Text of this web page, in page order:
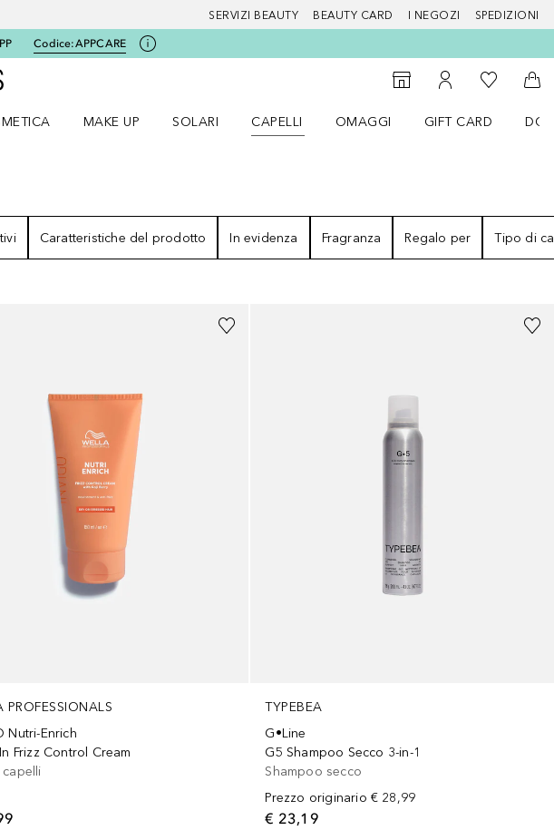
SERVIZI BEAUTY BEAUTY CARD I NEGOZI SPEDIZIONI
Codice:APPCARE
A Douglas Home
StorefinderAl Mio Account
Alla Mia
Al
MAKE UP
SOLARI
Apri il menu SOLARI
CAPELLI
Apri il menu Capelli
OMAGGI
GIFT CARD
Caratteristiche del prodotto In evidenza Fragranza Regalo per Tipo di
PROFESSIONALS
Nutri-Enrich
Frizz Control Cream
capelli
TYPEBEA
G•Line
G5 Shampoo Secco 3-in-1
Shampoo secco
Prezzo originario € 28,99
€ 23,19